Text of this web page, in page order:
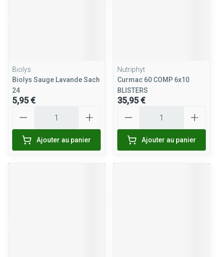
Biolys
Biolys Sauge Lavande Sach
24
5,95 €
Ajouter au panier
Nutriphyt
Curmac 60 COMP 6x10
BLISTERS
35,95 €
Ajouter au panier